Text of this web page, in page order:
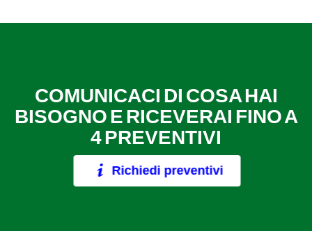
COMUNICACI DI COSA HAI
BISOGNO E RICEVERAI FINO A
4 PREVENTIVI
Richiedi preventivi